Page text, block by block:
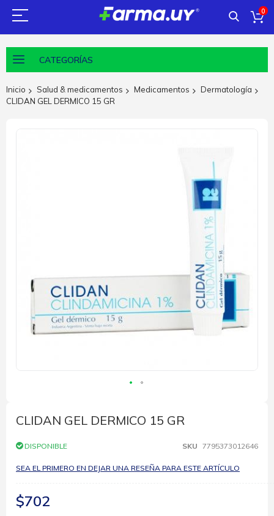
0
CATEGORÍAS
Inicio Salud & medicamentos Medicamentos
Dermatología
CLIDAN GEL DERMICO 15 GR
comienzo
de
galería
imágenes
CLIDAN GEL DERMICO 15 GR
DISPONIBLE SKU 7795373012646
SEA EL PRIMERO EN DEJAR UNA RESEÑA PARA ESTE ARTÍCULO
$702